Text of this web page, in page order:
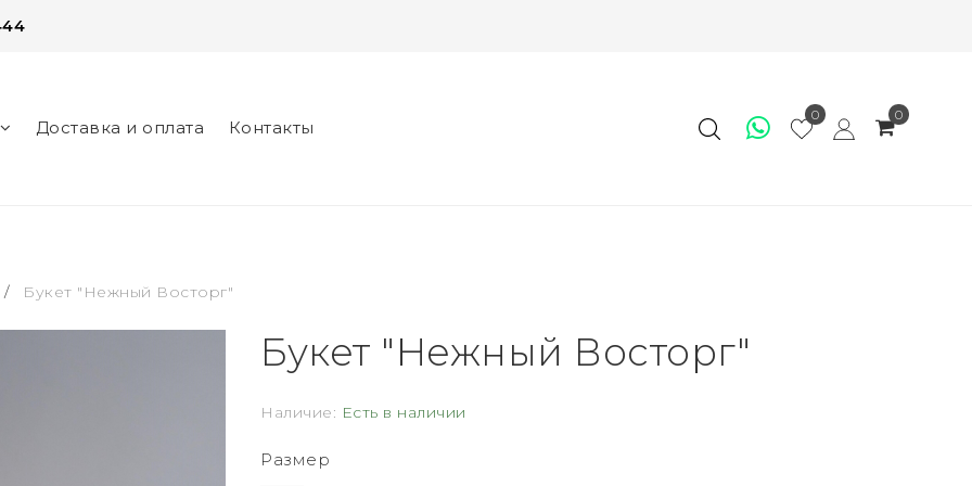
Доставка и оплата Контакты
0 0
/ Букет "Нежный Восторг"
Букет "Нежный Восторг"
Наличие: Есть в наличии
Размер